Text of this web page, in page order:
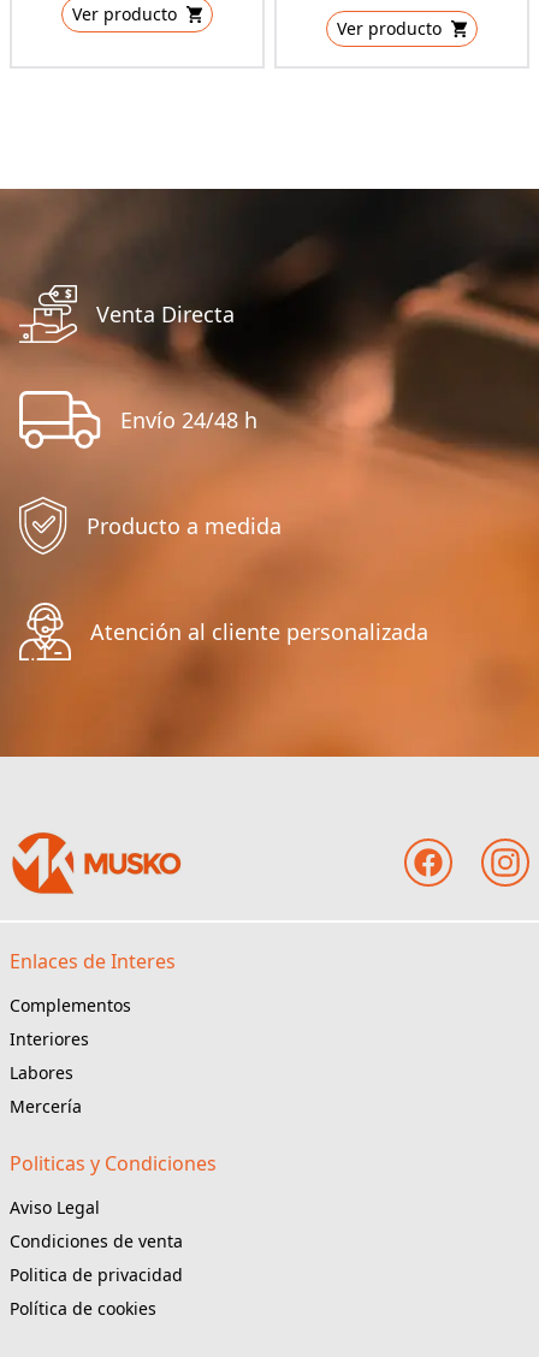
Ver producto
Ver producto
Venta Directa
Envío 24/48 h
Producto a medida
Atención al cliente personalizada
Enlaces de Interes
Complementos
Interiores
Labores
Mercería
Politicas y Condiciones
Aviso Legal
Condiciones de venta
Politica de privacidad
Política de cookies